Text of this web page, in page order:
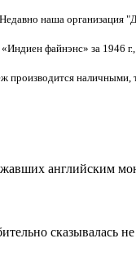
Недавно наша организация
«Индиен файнэнс» за
производится
английским
сказывалась